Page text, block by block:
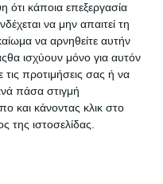
ότι κάποια επεξεργασία
να μην απαιτεί τη
να αρνηθείτε αυτήν
ισχύουν μόνο για αυτόν
προτιμήσεις σας ή να
πάσα στιγμή
και κάνοντας κλικ στο
της ιστοσελίδας.
καρτών.
βάσεις καρτών